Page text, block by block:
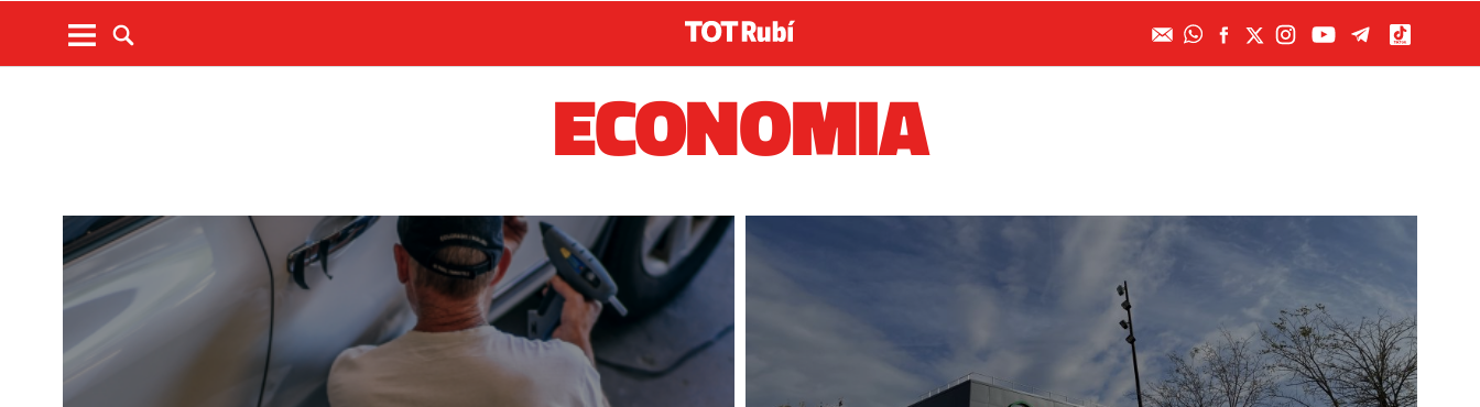
ECONOMIA